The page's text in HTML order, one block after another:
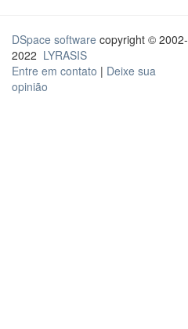
DSpace software copyright © 2002-
2022 LYRASIS
Entre em contato | Deixe sua
opinião